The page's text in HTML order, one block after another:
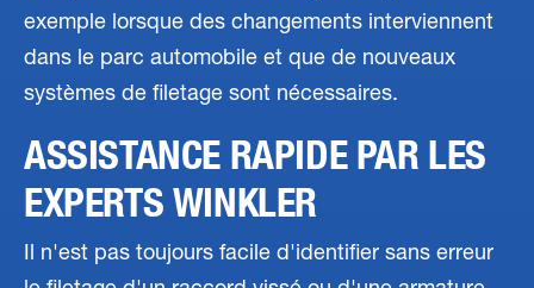
exemple lorsque des changements interviennent
dans le parc automobile et que de nouveaux
systèmes de filetage sont nécessaires.
ASSISTANCE RAPIDE PAR LES
EXPERTS WINKLER
Il n'est pas toujours facile d'identifier sans erreur